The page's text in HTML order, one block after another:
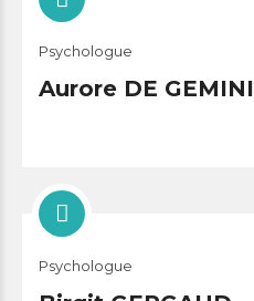
Psychologue
Aurore DE GEMINI
Psychologue